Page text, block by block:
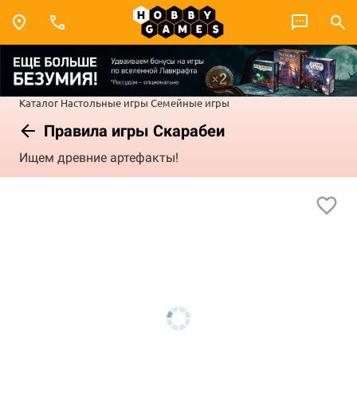
Каталог Настольные игры Семейные игры
Правила игры Скарабеи
Ищем древние артефакты!